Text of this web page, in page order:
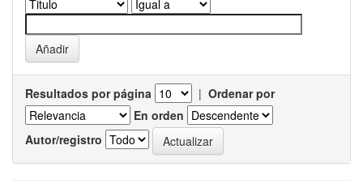
Resultados por página | Ordenar por
En orden
Autor/registro